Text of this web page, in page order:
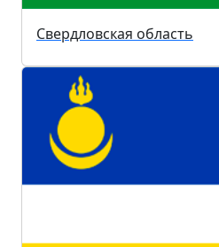
Свердловская область